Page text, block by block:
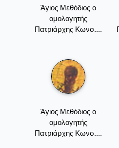
Άγιος Μεθόδιος ο
ομολογητής
Πατριάρχης Κωνσ....
Άγιος Μεθόδιος ο
ομολογητής
Πατριάρχης Κωνσ....